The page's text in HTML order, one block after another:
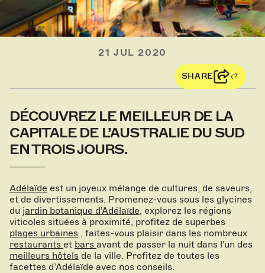
21 JUL 2020
SHARE
DÉCOUVREZ LE MEILLEUR DE LA
CAPITALE DE L’AUSTRALIE DU SUD
EN TROIS JOURS.
Adélaïde est un joyeux mélange de cultures, de saveurs,
et de divertissements. Promenez-vous sous les glycines
du jardin botanique d'Adélaïde, explorez les régions
viticoles situées à proximité, profitez de superbes
plages urbaines , faites-vous plaisir dans les nombreux
restaurants et bars avant de passer la nuit dans l'un des
meilleurs hôtels de la ville. Profitez de toutes les
facettes d’Adélaïde avec nos conseils.